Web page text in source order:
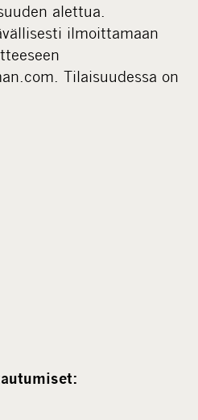
alettua.
ilmoittamaan
Tilaisuudessa on